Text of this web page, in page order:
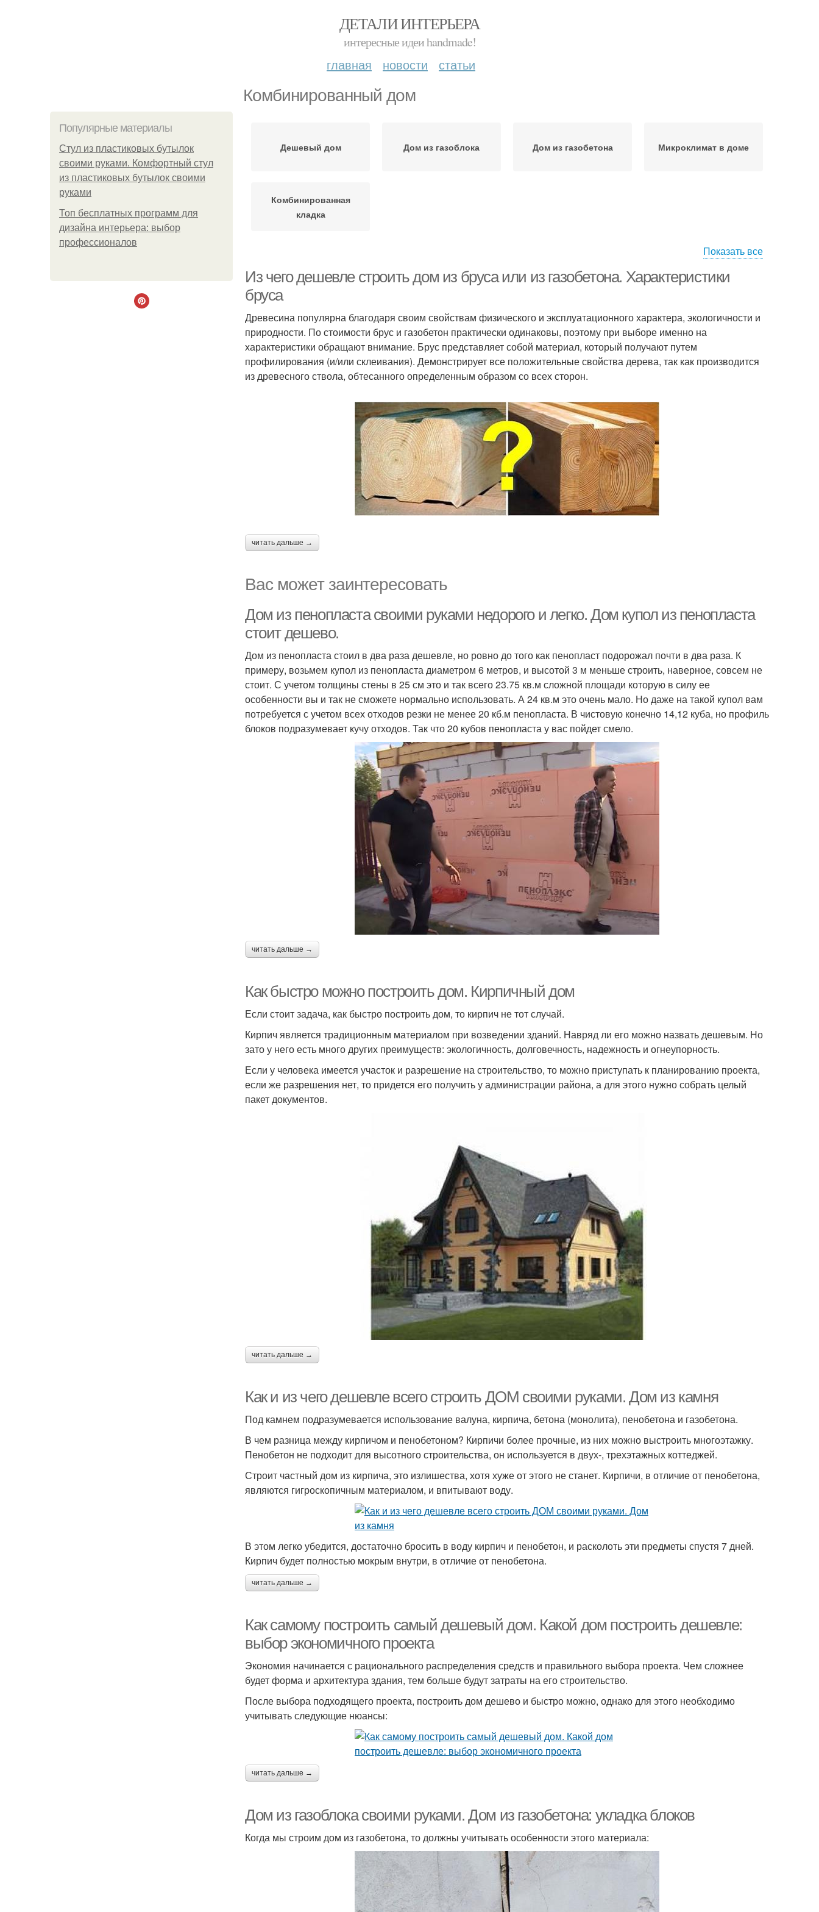
ДЕТАЛИ ИНТЕРЬЕРА
интересные идеи handmade!
главная новости статьи
Комбинированный дом
Популярные материалы
Стул из пластиковых бутылок
своими руками. Комфортный стул
из пластиковых бутылок своими
руками
Топ бесплатных программ для
дизайна интерьера: выбор
профессионалов
Дешевый дом Дом из газоблока Дом из газобетона Микроклимат в доме
Комбинированная
кладка
Показать все
Из чего дешевле строить дом из бруса или из газобетона. Характеристики
бруса
Древесина популярна благодаря своим свойствам физического и эксплуатационного характера, экологичности и
природности. По стоимости брус и газобетон практически одинаковы, поэтому при выборе именно на
характеристики обращают внимание. Брус представляет собой материал, который получают путем
профилирования (и/или склеивания). Демонстрирует все положительные свойства дерева, так как производится
из древесного ствола, обтесанного определенным образом со всех сторон.
читать дальше →
Вас может заинтересовать
Дом из пенопласта своими руками недорого и легко. Дом купол из пенопласта
стоит дешево.
Дом из пенопласта стоил в два раза дешевле, но ровно до того как пенопласт подорожал почти в два раза. К
примеру, возьмем купол из пенопласта диаметром 6 метров, и высотой 3 м меньше строить, наверное, совсем не
стоит. С учетом толщины стены в 25 см это и так всего 23.75 кв.м сложной площади которую в силу ее
особенности вы и так не сможете нормально использовать. А 24 кв.м это очень мало. Но даже на такой купол вам
потребуется с учетом всех отходов резки не менее 20 кб.м пенопласта. В чистовую конечно 14,12 куба, но профиль
блоков подразумевает кучу отходов. Так что 20 кубов пенопласта у вас пойдет смело.
читать дальше →
Как быстро можно построить дом. Кирпичный дом
Если стоит задача, как быстро построить дом, то кирпич не тот случай.
Кирпич является традиционным материалом при возведении зданий. Навряд ли его можно назвать дешевым. Но
зато у него есть много других преимуществ: экологичность, долговечность, надежность и огнеупорность.
Если у человека имеется участок и разрешение на строительство, то можно приступать к планированию проекта,
если же разрешения нет, то придется его получить у администрации района, а для этого нужно собрать целый
пакет документов.
читать дальше →
Как и из чего дешевле всего строить ДОМ своими руками. Дом из камня
Под камнем подразумевается использование валуна, кирпича, бетона (монолита), пенобетона и газобетона.
В чем разница между кирпичом и пенобетоном? Кирпичи более прочные, из них можно выстроить многоэтажку.
Пенобетон не подходит для высотного строительства, он используется в двух-, трехэтажных коттеджей.
Строит частный дом из кирпича, это излишества, хотя хуже от этого не станет. Кирпичи, в отличие от пенобетона,
являются гигроскопичным материалом, и впитывают воду.
В этом легко убедится, достаточно бросить в воду кирпич и пенобетон, и расколоть эти предметы спустя 7 дней.
Кирпич будет полностью мокрым внутри, в отличие от пенобетона.
читать дальше →
Как самому построить самый дешевый дом. Какой дом построить дешевле:
выбор экономичного проекта
Экономия начинается с рационального распределения средств и правильного выбора проекта. Чем сложнее
будет форма и архитектура здания, тем больше будут затраты на его строительство.
После выбора подходящего проекта, построить дом дешево и быстро можно, однако для этого необходимо
учитывать следующие нюансы:
читать дальше →
Дом из газоблока своими руками. Дом из газобетона: укладка блоков
Когда мы строим дом из газобетона, то должны учитывать особенности этого материала: